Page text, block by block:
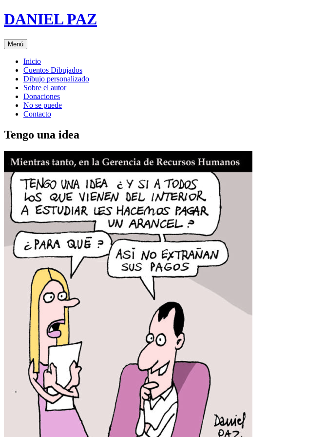
Saltar
al
DANIEL PAZ
Menú
Inicio
Cuentos Dibujados
Dibujo personalizado
Sobre el autor
Donaciones
No se puede
Contacto
Tengo una idea